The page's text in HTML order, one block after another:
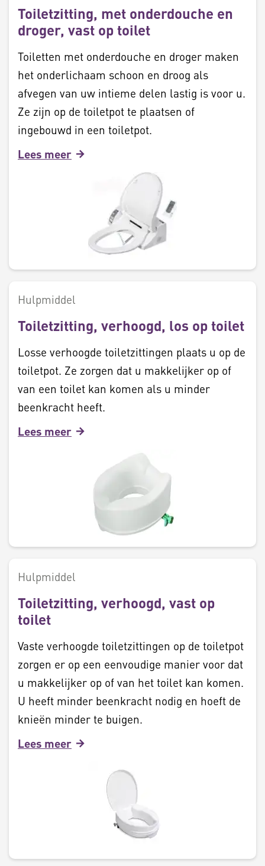
Toiletzitting, met onderdouche en
droger, vast op toilet
Toiletten met onderdouche en droger maken
het onderlichaam schoon en droog als
afvegen van uw intieme delen lastig is voor u.
Ze zijn op de toiletpot te plaatsen of
ingebouwd in een toiletpot.
Lees meer
Hulpmiddel
Toiletzitting, verhoogd, los op toilet
Losse verhoogde toiletzittingen plaats u op de
toiletpot. Ze zorgen dat u makkelijker op of
van een toilet kan komen als u minder
beenkracht heeft.
Lees meer
Hulpmiddel
Toiletzitting, verhoogd, vast op
toilet
Vaste verhoogde toiletzittingen op de toiletpot
zorgen er op een eenvoudige manier voor dat
u makkelijker op of van het toilet kan komen.
U heeft minder beenkracht nodig en hoeft de
knieën minder te buigen.
Lees meer